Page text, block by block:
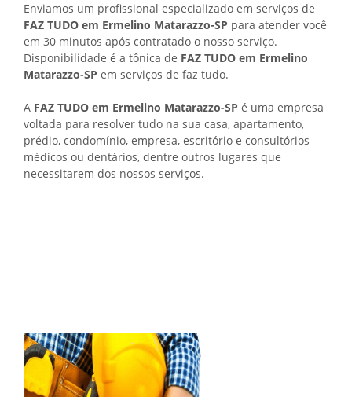
Enviamos um profissional especializado em serviços de
FAZ TUDO em Ermelino Matarazzo-SP para atender você
em 30 minutos após contratado o nosso serviço.
Disponibilidade é a tônica de FAZ TUDO em Ermelino
Matarazzo-SP em serviços de faz tudo.
A FAZ TUDO em Ermelino Matarazzo-SP é uma empresa
voltada para resolver tudo na sua casa, apartamento,
prédio, condomínio, empresa, escritório e consultórios
médicos ou dentários, dentre outros lugares que
necessitarem dos nossos serviços.